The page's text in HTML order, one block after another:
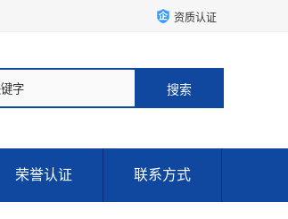
资质认证
荣誉认证 联系方式